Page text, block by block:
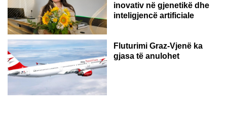
inovativ në gjenetikë dhe
inteligjencë artificiale
Fluturimi Graz-Vjenë ka
gjasa të anulohet